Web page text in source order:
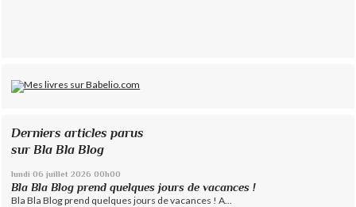
Derniers articles parus
sur Bla Bla Blog
lundi 06 juillet 2026 00h00
Bla Bla Blog prend quelques jours de vacances !
Bla Bla Blog prend quelques jours de vacances ! A...